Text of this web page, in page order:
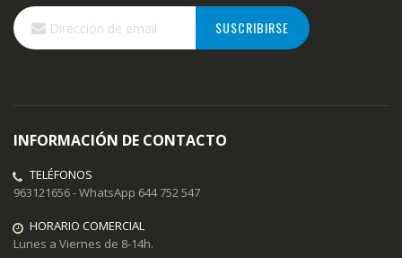
Inscríbase
a
nuestro
SUSCRIBIRSE
INFORMACIÓN DE CONTACTO
TELÉFONOS
963121656 - WhatsApp 644 752 547
HORARIO COMERCIAL
Lunes a Viernes de 8-14h.